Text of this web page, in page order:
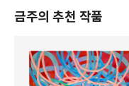
금주의 추천 작품